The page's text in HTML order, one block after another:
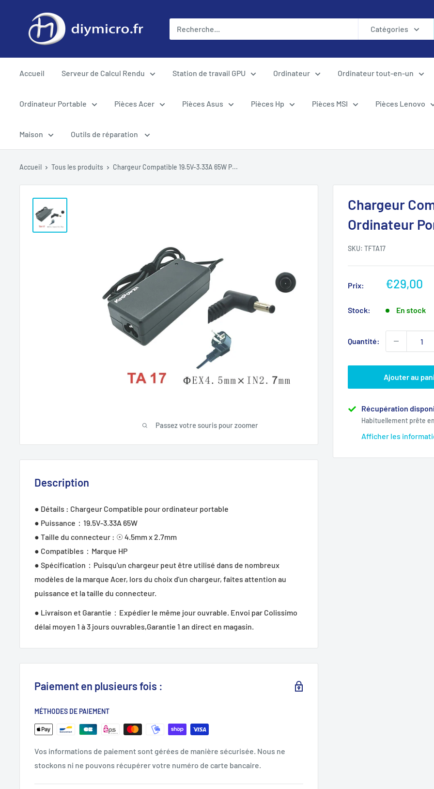
Catégories
Accueil Serveur de Calcul Rendu Station de travail GPU Ordinateur Ordinateur tout-en-un
Ordinateur Portable Pièces Acer Pièces Asus Pièces Hp Pièces MSI Pièces Lenovo
Maison Outils de réparation
Accueil Tous les produits Chargeur Compatible 19.5V-3.33A 65W P...
Passez votre souris pour zoomer
Chargeur
Ordinateur
SKU: TFTA17
Prix:
Prix
€29,00
Stock: En stock
Quantité:
Ajouter au
Récupération
Habituellement prête
Afficher les
Description
● Détails : Chargeur Compatible pour ordinateur portable
● Puissance：19.5V-3.33A 65W
● Taille du connecteur : ☉ 4.5mm x 2.7mm
● Compatibles：Marque HP
● Spécification：Puisqu'un chargeur peut être utilisé dans de nombreux
modèles de la marque Acer, lors du choix d'un chargeur, faites attention au
puissance et la taille du connecteur.
● Livraison et Garantie：Expédier le même jour ouvrable. Envoi par Colissimo
délai moyen 1 à 3 jours ouvrables,Garantie 1 an direct en magasin.
Paiement en plusieurs fois :
MÉTHODES DE PAIEMENT
Vos informations de paiement sont gérées de manière sécurisée. Nous ne
stockons ni ne pouvons récupérer votre numéro de carte bancaire.